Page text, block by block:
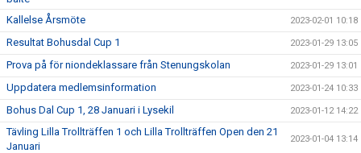
Kallelse Årsmöte 2023-02-01 10:18
Resultat Bohusdal Cup 1 2023-01-29 13:05
Prova på för niondeklassare från Stenungskolan 2023-01-29 13:01
Uppdatera medlemsinformation 2023-01-24 10:33
Bohus Dal Cup 1, 28 Januari i Lysekil 2023-01-12 14:22
Tävling Lilla Trollträffen 1 och Lilla Trollträffen Open den 21
Januari
2023-01-04 13:14